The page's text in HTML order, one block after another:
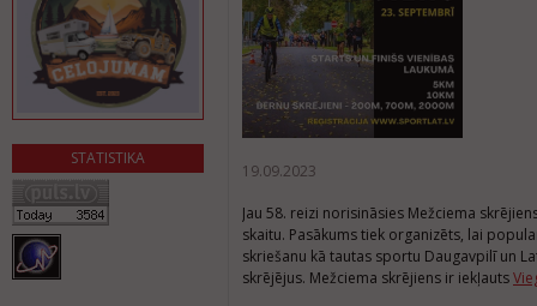
STATISTIKA
19.09.2023
Jau 58. reizi norisināsies Mežciema
skaitu. Pasākums tiek organizēts, lai
skriešanu kā tautas sportu Daugavpilī un
skrējējus. Mežciema skrējiens ir iekļauts